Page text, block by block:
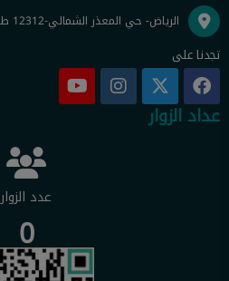
الرياض- حي المعذر الشمالي-12312 طريق مكة المكرمة
تجدنا على
عداد الزوار
عدد الزوار
0